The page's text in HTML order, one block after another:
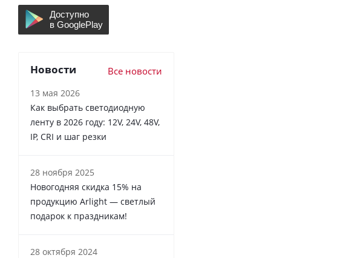
Новости Все новости
13 мая 2026
Как выбрать светодиодную
ленту в 2026 году: 12V, 24V, 48V,
IP, CRI и шаг резки
28 ноября 2025
Новогодняя скидка 15% на
продукцию Arlight — светлый
подарок к праздникам!
28 октября 2024